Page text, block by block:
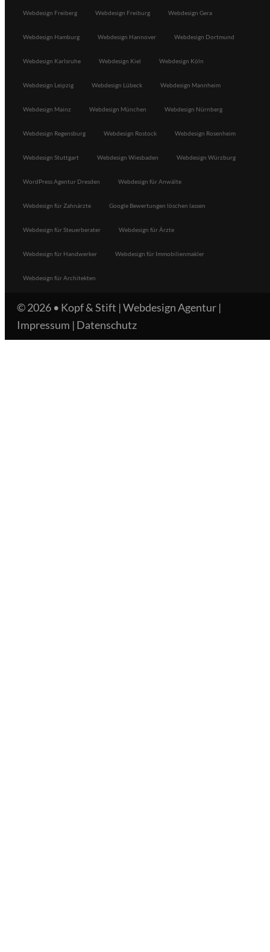
Webdesign Freiberg Webdesign Freiburg Webdesign Gera
Webdesign Hamburg Webdesign Hannover Webdesign Dortmund
Webdesign Karlsruhe Webdesign Kiel Webdesign Köln
Webdesign Leipzig Webdesign Lübeck Webdesign Mannheim
Webdesign Mainz Webdesign München Webdesign Nürnberg
Webdesign Regensburg Webdesign Rostock Webdesign Rosenheim
Webdesign Stuttgart Webdesign Wiesbaden Webdesign Würzburg
WordPress Agentur Dresden Webdesign für Anwälte
Webdesign für Zahnärzte Google Bewertungen löschen lassen
Webdesign für Steuerberater Webdesign für Ärzte
Webdesign für Handwerker Webdesign für Immobilienmakler
Webdesign für Architekten
© 2026 • Kopf & Stift | Webdesign Agentur |
Impressum | Datenschutz